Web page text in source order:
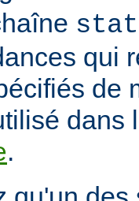
qui
de
dans
.